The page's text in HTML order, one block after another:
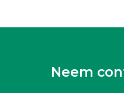
Neem